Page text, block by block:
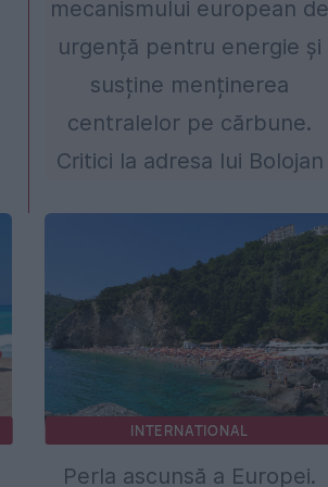
mecanismului european
urgență pentru energie și
susține menținerea
centralelor pe cărbune.
Critici la adresa lui Bolojan
INTERNATIONAL
Perla ascunsă a Europei.